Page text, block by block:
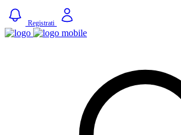
Registrati